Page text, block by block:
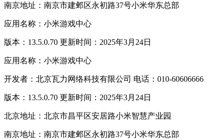
南京地址：南京市建邺区永初路37号小米华东总部
应用名称：小米游戏中心
版本：13.5.0.70 更新时间：2025年3月24日
应用名称：小米游戏中心
开发者：北京瓦力网络科技有限公司 电话：010-60606666
版本：13.5.0.70 更新时间：2025年3月24日
北京地址：北京市昌平区安居路小米智慧产业园
南京地址：南京市建邺区永初路37号小米华东总部